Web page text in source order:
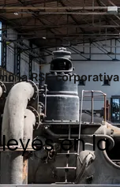
la RSE
en la